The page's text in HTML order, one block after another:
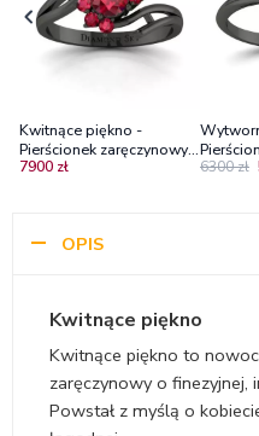
Kwitnące piękno -
Pierścionek zaręczynowy z
czarnego złota z rubinami
7900 zł 6300 zł
OPIS
Kwitnące piękno
Kwitnące piękno to
zaręczynowy o finezyjnej,
Powstał z myślą o